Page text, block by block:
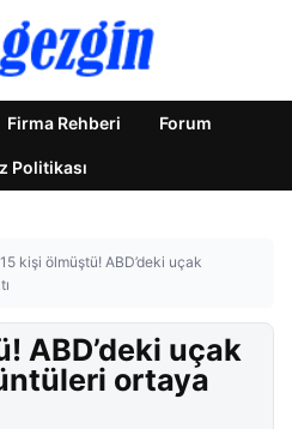
Firma Rehberi Forum
Politikası
15 kişi ölmüştü! ABD’deki uçak
ABD’deki uçak
ortaya